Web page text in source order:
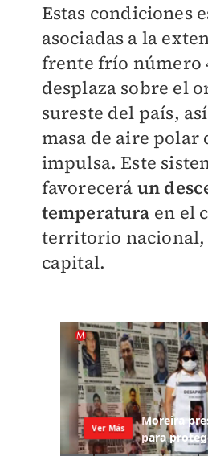
Estas condiciones
asociadas a la
frente frío número
desplaza sobre el
sureste del país,
masa de aire polar
impulsa. Este
favorecerá un
temperatura en el
territorio
capital.